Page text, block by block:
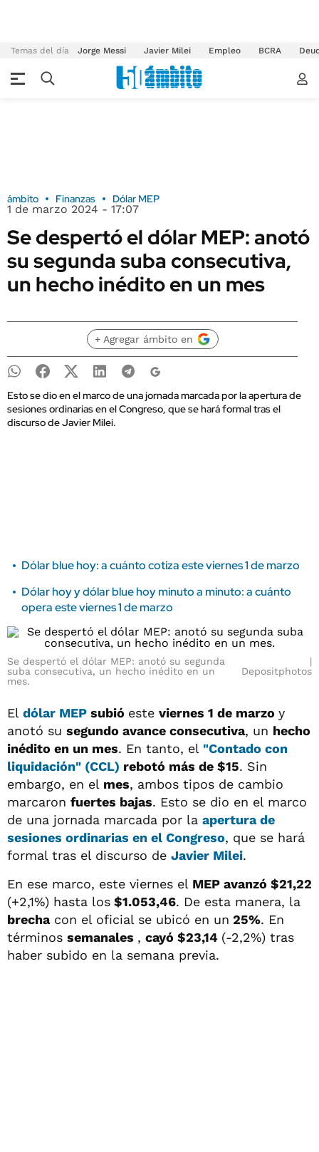
Temas del día Jorge Messi Javier Milei Empleo BCRA
ámbito Finanzas Dólar MEP
1 de marzo 2024 - 17:07
Se despertó el dólar MEP: anotó
su segunda suba consecutiva,
un hecho inédito en un mes
+ Agregar ámbito en
Esto se dio en el marco de una jornada marcada por la apertura de
sesiones ordinarias en el Congreso, que se hará formal tras el
discurso de Javier Milei.
Dólar blue hoy: a cuánto cotiza este viernes 1 de marzo
Dólar hoy y dólar blue hoy minuto a minuto: a cuánto
opera este viernes 1 de marzo
Se despertó el dólar MEP: anotó su segunda
suba consecutiva, un hecho inédito en un
mes.
Depositphotos
El dólar MEP subió este viernes 1 de marzo y
anotó su segundo avance consecutiva, un hecho
inédito en un mes. En tanto, el "Contado con
liquidación" (CCL) rebotó más de $15. Sin
embargo, en el mes, ambos tipos de cambio
marcaron fuertes bajas. Esto se dio en el marco
de una jornada marcada por la apertura de
sesiones ordinarias en el Congreso, que se hará
formal tras el discurso de Javier Milei.
En ese marco, este viernes el MEP avanzó $21,22
(+2,1%) hasta los $1.053,46. De esta manera, la
brechacon el oficial se ubicó en un 25%. En
términos semanales , cayó $23,14 (-2,2%) tras
haber subido en la semana previa.